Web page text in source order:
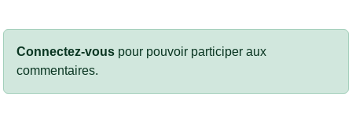
Connectez-vous pour pouvoir participer aux
commentaires.